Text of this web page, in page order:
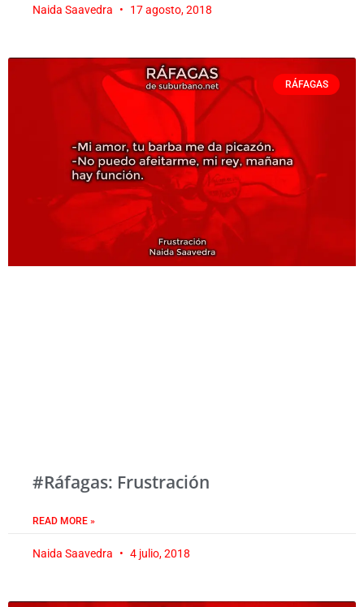
Naida Saavedra 17 agosto, 2018
RÁFAGAS
#Ráfagas: Frustración
READ MORE »
Naida Saavedra 4 julio, 2018